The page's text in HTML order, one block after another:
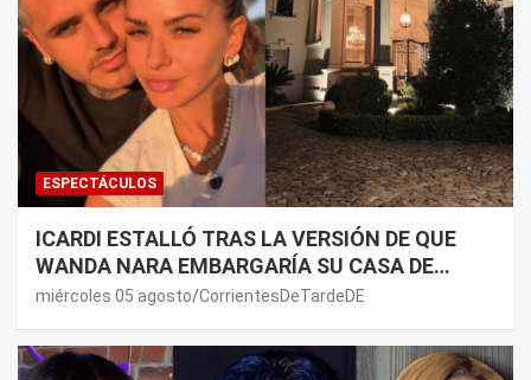
ESPECTÁCULOS
ICARDI ESTALLÓ TRAS LA VERSIÓN DE QUE
WANDA NARA EMBARGARÍA SU CASA DE
NORDELTA: “NECESITAN RASCAR DE ALGÚN
miércoles 05 agosto CorrientesDeTardeDE